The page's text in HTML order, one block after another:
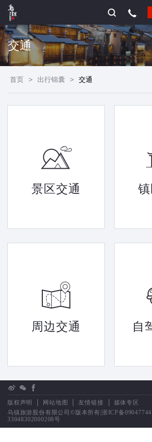
交通
首页 > 出行锦囊 > 交通
景区交通
周边交通 自
版权声明 网站地图 友情链接
媒体专区
乌镇旅游股份有限公司©版本所有| 浙ICP备
33048302000208号